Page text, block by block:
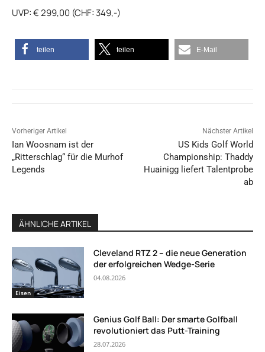
UVP: € 299,00 (CHF: 349,-)
teilen teilen E-Mail
Vorheriger Artikel
Ian Woosnam ist der
„Ritterschlag“ für die Murhof
Legends
Nächster Artikel
US Kids Golf World
Championship: Thaddy
Huainigg liefert Talentprobe
ab
ÄHNLICHE ARTIKEL
Eisen
Cleveland RTZ 2 – die neue Generation
der erfolgreichen Wedge-Serie
04.08.2026
Genius Golf Ball: Der smarte Golfball
revolutioniert das Putt-Training
28.07.2026